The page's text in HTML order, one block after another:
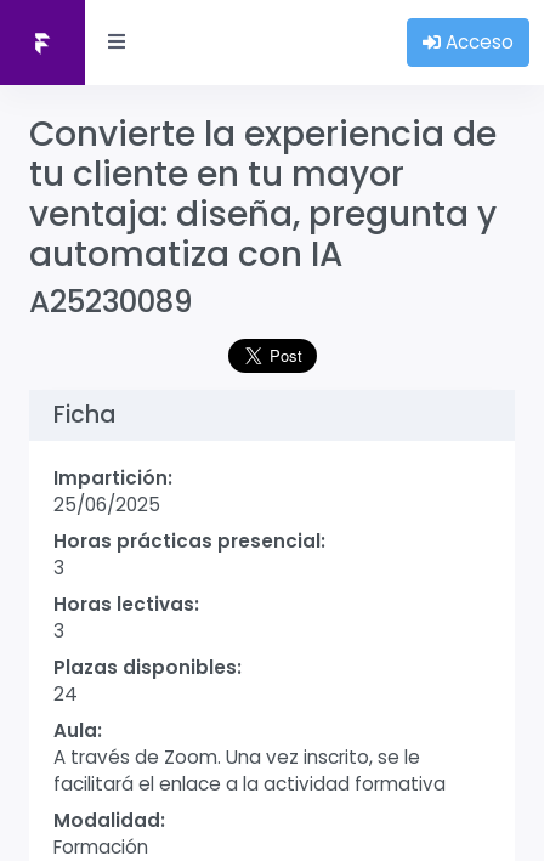
Acceso
Convierte la experiencia de
tu cliente en tu mayor
ventaja: diseña, pregunta y
automatiza con IA
A25230089
Ficha
Impartición:
25/06/2025
Horas prácticas presencial:
3
Horas lectivas:
3
Plazas disponibles:
24
Aula:
A través de Zoom. Una vez inscrito, se le
facilitará el enlace a la actividad formativa
Modalidad:
Formación